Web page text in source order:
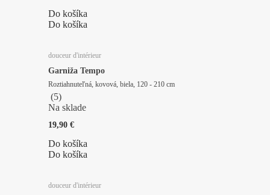
Do košíka
Do košíka
douceur d'intérieur
Garniža Tempo
Roztiahnuteľná, kovová, biela, 120 - 210 cm
(5)
Na sklade
19,90 €
Do košíka
Do košíka
douceur d'intérieur